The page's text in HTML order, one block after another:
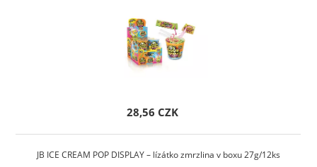
28,56 CZK
JB ICE CREAM POP DISPLAY – lízátko zmrzlina v boxu 27g/12ks